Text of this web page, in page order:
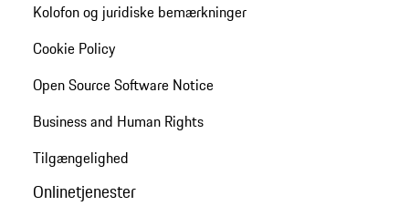
Kolofon og juridiske bemærkninger
Cookie Policy
Open Source Software Notice
Business and Human Rights
Tilgængelighed
Onlinetjenester